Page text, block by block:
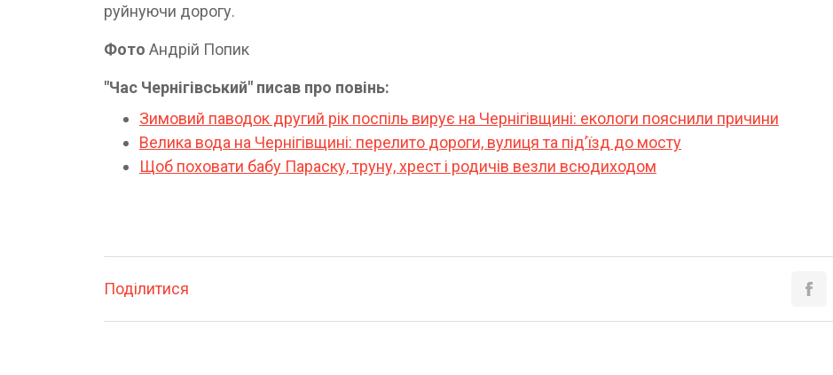
руйнуючи дорогу.
Фото Андрій Попик
"Час Чернігівський" писав про повінь:
Зимовий паводок другий рік поспіль вирує на Чернігівщині: екологи пояснили причини
Велика вода на Чернігівщині: перелито дороги, вулиця та під’їзд до мосту
Щоб поховати бабу Параску, труну, хрест і родичів везли всюдиходом
Поділитися